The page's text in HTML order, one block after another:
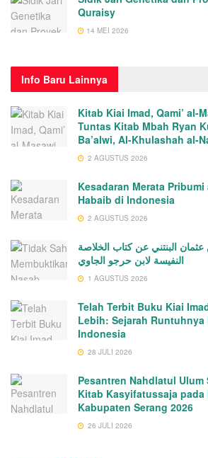
Quraisy
14 MEI 2026
Info Baru Lainnya
Kitab Kiai Imad, Qami’ al-
Tuntas Kitab Mbah Ryan
Ba’alwi, Al-Khulashah al-
2 AGUSTUS 2026
Kesadaran Merata
Habaib di Indonesia
2 AGUSTUS 2026
البنتني عن كتاب الخلاصة
النفيسة لابن حرجو الجاوي
1 AGUSTUS 2026
Telah Terbit Buku Kiai
Lebih: Sejarah Runtuhnya
Indonesia
28 JULI 2026
Pesantren Nahdlatul
Kitab Kasyifatussaja pada
Kabupaten Serang 2026
26 JULI 2026